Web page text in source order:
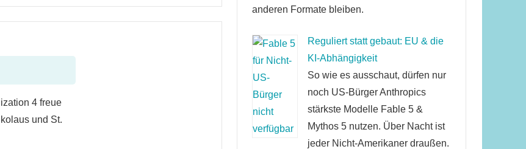
4 freue
und St.
anderen Formate bleiben.
Reguliert statt gebaut: EU & die
KI-Abhängigkeit
So wie es ausschaut, dürfen nur
noch US-Bürger Anthropics
stärkste Modelle Fable 5 &
Mythos 5 nutzen. Über Nacht ist
jeder Nicht-Amerikaner draußen.